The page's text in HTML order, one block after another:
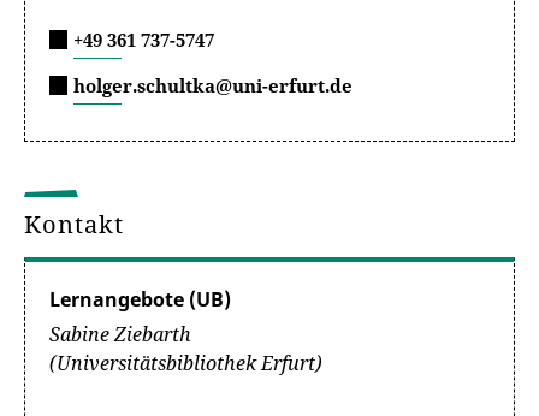
+49 361 737-5747
holger.schultka@uni-erfurt.de
Kontakt
Lernangebote (UB)
Sabine Ziebarth
(Universitätsbibliothek Erfurt)